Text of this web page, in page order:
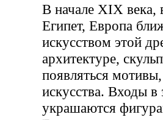
В начале XIX века,
Египет, Европа
искусством этой
архитектуре,
появляться
искусства. Входы
украшаются